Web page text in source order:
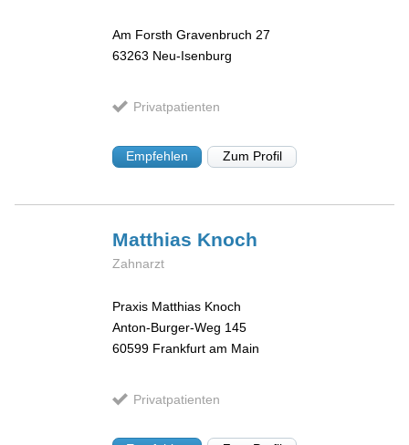
Am Forsth Gravenbruch 27
63263 Neu-Isenburg
Privatpatienten
Empfehlen Zum Profil
Matthias Knoch
Zahnarzt
Praxis Matthias Knoch
Anton-Burger-Weg 145
60599 Frankfurt am Main
Privatpatienten